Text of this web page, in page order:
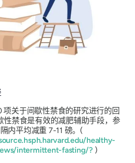
项关于间歇性禁食的研究进行的回
性禁食是有效的减肥辅助手段，参
内平均减重 7-11 磅。(
healthy-
intermittent-fasting/?)